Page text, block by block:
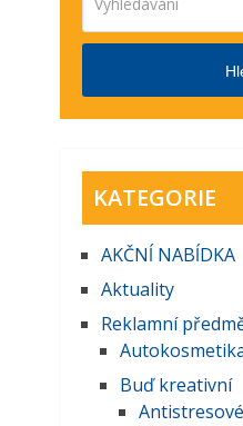
KATEGORIE
AKČNĺ NABĺDKA
Aktuality
Reklamní
Buď kreativní